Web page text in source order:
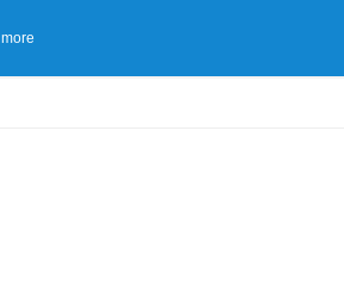
more